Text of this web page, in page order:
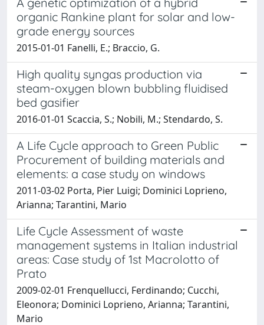
organic Rankine plant for solar and low-
grade energy sources
2015-01-01 Fanelli, E.; Braccio, G.
High quality syngas production via
steam-oxygen blown bubbling fluidised
bed gasifier
2016-01-01 Scaccia, S.; Nobili, M.; Stendardo, S.
A Life Cycle approach to Green Public
Procurement of building materials and
elements: a case study on windows
2011-03-02 Porta, Pier Luigi; Dominici Loprieno,
Arianna; Tarantini, Mario
Life Cycle Assessment of waste
management systems in Italian industrial
areas: Case study of 1st Macrolotto of
Prato
2009-02-01 Frenquellucci, Ferdinando; Cucchi,
Eleonora; Dominici Loprieno, Arianna; Tarantini,
Mario